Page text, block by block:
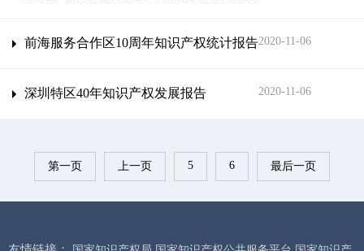
前海服务合作区10周年知识产权统计报告2020-11-06
深圳特区40年知识产权发展报告 2020-11-06
第一页 上一页 5 6 最后一页